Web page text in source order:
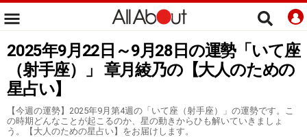
2025年9月22日～9月28日の運勢「いて座
（射手座）」 章月綾乃の【大人のための
星占い】
【今週の運勢】2025年9月第4週の「いて座（射手座）」の運勢です。こ
の時期どんなことが起こるのか、星の動きからひも解いていきましょ
う。【大人のための星占い】をお届けします。